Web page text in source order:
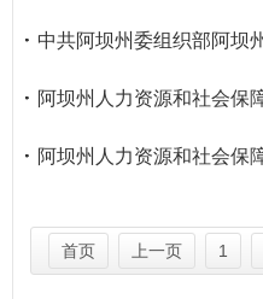
首页 上一页 1